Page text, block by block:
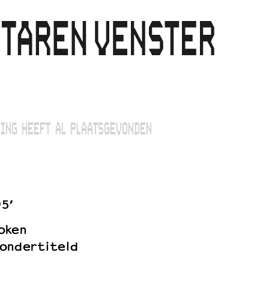
HEEFT AL PLAATSGEVONDEN
ondertiteld